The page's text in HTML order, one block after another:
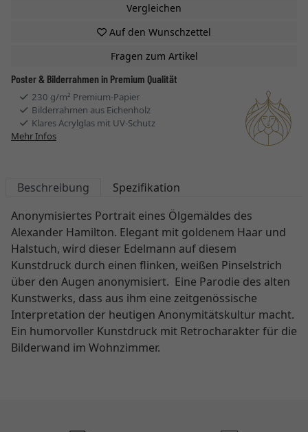
Vergleichen
Auf den Wunschzettel
Fragen zum Artikel
Poster & Bilderrahmen in Premium Qualität
230 g/m² Premium-Papier
Bilderrahmen aus Eichenholz
Klares Acrylglas mit UV-Schutz
Mehr Infos
Beschreibung
Spezifikation
Anonymisiertes Portrait eines Ölgemäldes des
Alexander Hamilton. Elegant mit goldenem Haar und
Halstuch, wird dieser Edelmann auf diesem
Kunstdruck durch einen flinken, weißen Pinselstrich
über den Augen anonymisiert. Eine Parodie des alten
Kunstwerks, dass aus ihm eine zeitgenössische
Interpretation der heutigen Anonymitätskultur macht.
Ein humorvoller Kunstdruck mit Retrocharakter für die
Bilderwand im Wohnzimmer.